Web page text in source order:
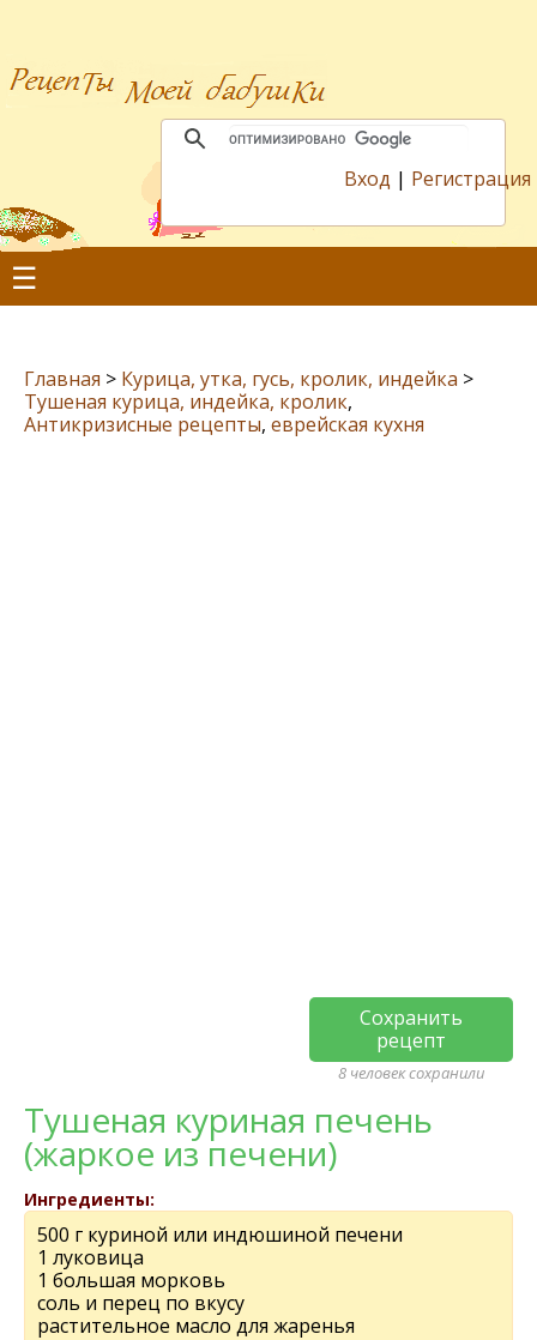
Вход | Регистрация
☰
Главная > Курица, утка, гусь, кролик, индейка >
Тушеная курица, индейка, кролик,
Антикризисные рецепты, еврейская кухня
Сохранить
рецепт
8 человек сохранили
Тушеная куриная печень
(жаркое из печени)
Ингредиенты:
500 г куриной или индюшиной печени
1 луковица
1 большая морковь
соль и перец по вкусу
растительное масло для жаренья